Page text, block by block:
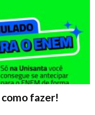
fazer!